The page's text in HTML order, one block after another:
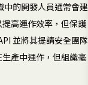
中的開發人員通常會建
高運作效率，但保護
並將其提請安全團隊
產中運作，但組織毫